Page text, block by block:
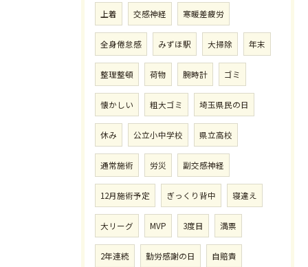
上着 交感神経 寒暖差疲労
全身倦怠感 みずほ駅 大掃除 年末
整理整頓 荷物 腕時計 ゴミ
懐かしい 粗大ゴミ 埼玉県民の日
休み 公立小中学校 県立高校
通常施術 労災 副交感神経
12月施術予定 ぎっくり背中 寝違え
大リーグ MVP 3度目 満票
2年連続 勤労感謝の日 自賠責